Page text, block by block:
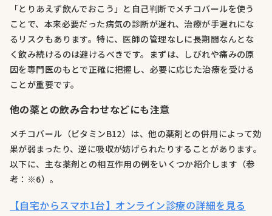
「とりあえず飲んでおこう」と自己判断でメチコバールを使う
ことで、本来必要だった病気の診断が遅れ、治療が手遅れにな
るリスクもあります。特に、医師の管理なしに長期間なんとな
く飲み続けるのは避けるべきです。まずは、しびれや痛みの原
因を専門医のもとで正確に把握し、必要に応じた治療を受ける
ことが重要です。
他の薬との飲み合わせなどにも注意
メチコバール（ビタミンB12）は、他の薬剤との併用によって効
果が弱まったり、逆に吸収が妨げられたりすることがあります。
以下に、主な薬剤との相互作用の例をいくつか紹介します（参
考：※6）。
【自宅からスマホ1台】オンライン診療の詳細を見る